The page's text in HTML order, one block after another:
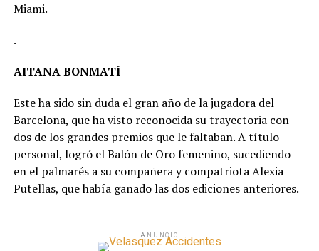
Miami.
.
AITANA BONMATÍ
Este ha sido sin duda el gran año de la jugadora del
Barcelona, que ha visto reconocida su trayectoria con
dos de los grandes premios que le faltaban. A título
personal, logró el Balón de Oro femenino, sucediendo
en el palmarés a su compañera y compatriota Alexia
Putellas, que había ganado las dos ediciones anteriores.
ANUNCIO